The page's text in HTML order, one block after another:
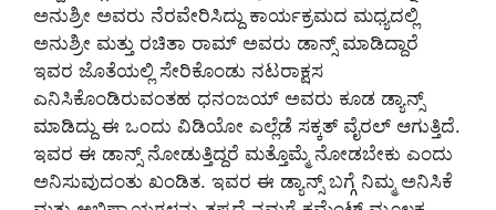
ಅನುಶ್ರೀ ಅವರು ನೆರವೇರಿಸಿದ್ದು ಕಾರ್ಯಕ್ರಮದ ಮಧ್ಯದಲ್ಲಿ
ಅನುಶ್ರೀ ಮತ್ತು ರಚಿತಾ ರಾಮ್ ಅವರು ಡಾನ್ಸ್ ಮಾಡಿದ್ದಾರೆ
ಇವರ ಜೊತೆಯಲ್ಲಿ ಸೇರಿಕೊಂಡು ನಟರಾಕ್ಷಸ
ಎನಿಸಿಕೊಂಡಿರುವಂತಹ ಧನಂಜಯ್ ಅವರು ಕೂಡ ಡ್ಯಾನ್ಸ್
ಮಾಡಿದ್ದು ಈ ಒಂದು ವಿಡಿಯೋ ಎಲ್ಲೆಡೆ ಸಕ್ಕತ್ ವೈರಲ್ ಆಗುತ್ತಿದೆ.
ಇವರ ಈ ಡಾನ್ಸ್ ನೋಡುತ್ತಿದ್ದರೆ ಮತ್ತೊಮ್ಮೆ ನೋಡಬೇಕು ಎಂದು
ಅನಿಸುವುದಂತು ಖಂಡಿತ. ಇವರ ಈ ಡ್ಯಾನ್ಸ್ ಬಗ್ಗೆ ನಿಮ್ಮ ಅನಿಸಿಕೆ